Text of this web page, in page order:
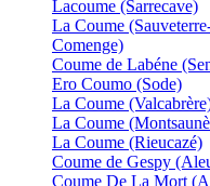
Lacoume (Sarrecave)
La Coume
Comenge)
Coume de Labéne
Ero Coumo (Sode)
La Coume
La Coume
La Coume (Rieucazé)
Coume de Gespy
Coume De La Mort